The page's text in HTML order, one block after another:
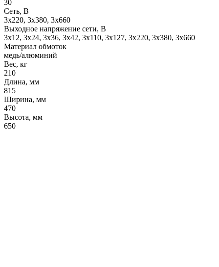
30
Сеть, В
3x220, 3х380, 3x660
Выходное напряжение сети, В
3x12, 3x24, 3x36, 3x42, 3x110, 3x127, 3x220, 3x380, 3x660
Материал обмоток
медь/алюминий
Вес, кг
210
Длина, мм
815
Ширина, мм
470
Высота, мм
650